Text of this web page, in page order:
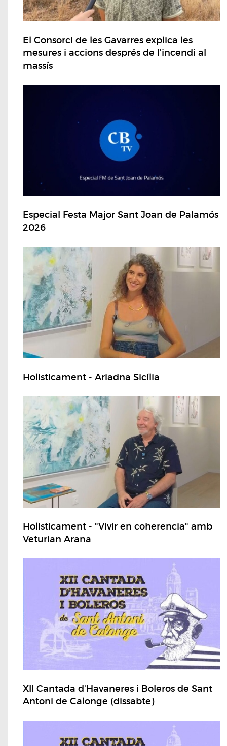
El Consorci de les Gavarres explica les
mesures i accions després de l'incendi al
massís
Especial Festa Major Sant Joan de Palamós
2026
Holisticament - Ariadna Sicília
Holisticament - "Vivir en coherencia" amb
Veturian Arana
XII Cantada d'Havaneres i Boleros de Sant
Antoni de Calonge (dissabte)